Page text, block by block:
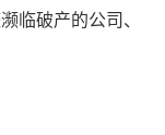
临破产的公司、